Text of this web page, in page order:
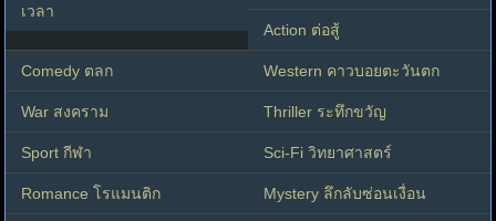
เวลา
Action ต่อสู้
Comedy ตลก Western คาวบอยตะวันตก
War สงคราม Thriller ระทึกขวัญ
Sport กีฬา Sci-Fi วิทยาศาสตร์
Romance โรแมนติก Mystery ลึกลับซ่อนเงื่อน